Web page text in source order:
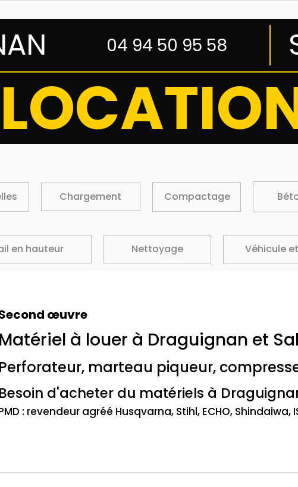
04 94 50 95 58
Chargement Compactage
en hauteur Nettoyage Véhicule
œuvre
Matériel à louer à Draguignan et
Perforateur, marteau piqueur,
Besoin d'acheter du matériels à
: revendeur agréé Husqvarna, Stihl, ECHO, Shindaiwa,